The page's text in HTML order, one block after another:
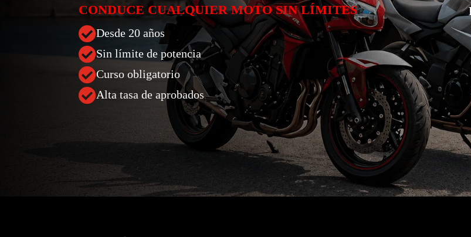
CONDUCE CUALQUIER MOTO SIN LÍMITES
Desde 20 años
Sin límite de potencia
Curso obligatorio
Alta tasa de aprobados